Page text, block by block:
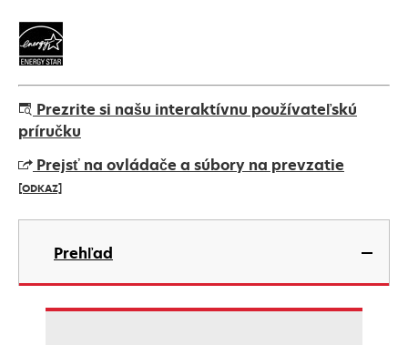
Prezrite si našu interaktívnu používateľskú
príručku
Prejsť na ovládače a súbory na prevzatie
[ODKAZ]
opens
new
Prehľad